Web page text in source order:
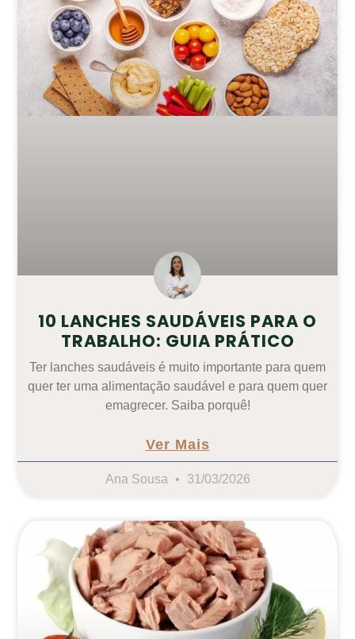
10 LANCHES SAUDÁVEIS PARA O
TRABALHO: GUIA PRÁTICO
Ter lanches saudáveis é muito importante para quem
quer ter uma alimentação saudável e para quem quer
emagrecer. Saiba porquê!
Ver Mais
Ana Sousa 31/03/2026